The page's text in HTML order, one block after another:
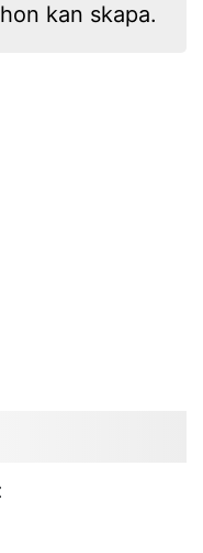
kan skapa.